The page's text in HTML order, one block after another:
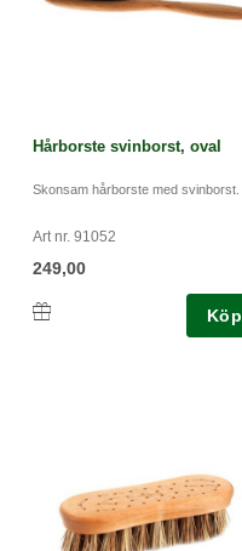
Hårborste svinborst, oval
Skonsam hårborste med svinborst.
Art nr. 91052
249,00
Köp